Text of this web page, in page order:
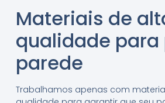
Materiais de
qualidade para
parede
Trabalhamos apenas com